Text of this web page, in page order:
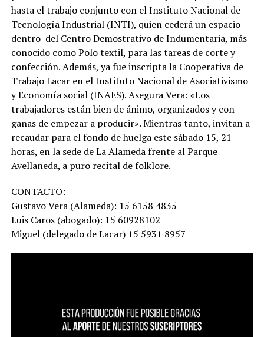
hasta el trabajo conjunto con el Instituto Nacional de
Tecnología Industrial (INTI), quien cederá un espacio
dentro del Centro Demostrativo de Indumentaria, más
conocido como Polo textil, para las tareas de corte y
confección. Además, ya fue inscripta la Cooperativa de
Trabajo Lacar en el Instituto Nacional de Asociativismo
y Economía social (INAES). Asegura Vera: «Los
trabajadores están bien de ánimo, organizados y con
ganas de empezar a producir». Mientras tanto, invitan a
recaudar para el fondo de huelga este sábado 15, 21
horas, en la sede de La Alameda frente al Parque
Avellaneda, a puro recital de folklore.
CONTACTO:
Gustavo Vera (Alameda): 15 6158 4835
Luis Caros (abogado): 15 60928102
Miguel (delegado de Lacar) 15 5931 8957